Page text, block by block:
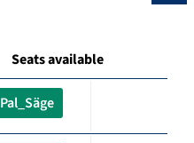
Seats available
Pal_Säge